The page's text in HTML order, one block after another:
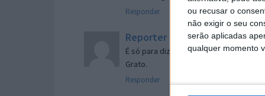
ou recusar o
não exigir o seu
serão aplicadas
qualquer momento
Responder
Reporter 7 de Novembro de 2005 às
É só para dizer que ainda não me
Grato.
Responder